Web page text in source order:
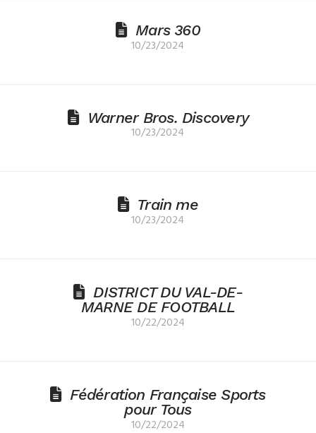
Mars 360
10/23/2024
Warner Bros. Discovery
10/23/2024
Train me
10/23/2024
DISTRICT DU VAL-DE-
MARNE DE FOOTBALL
10/22/2024
Fédération Française Sports
pour Tous
10/22/2024